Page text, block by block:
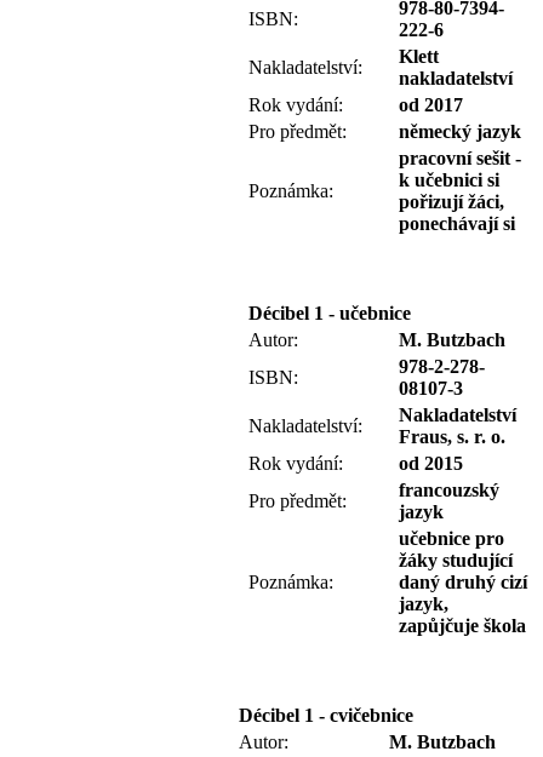
ISBN:
978-80-7394-
222-6
Nakladatelství:
Klett
nakladatelství
Rok vydání:
od 2017
Pro předmět:
německý jazyk
Poznámka:
pracovní sešit -
k učebnici si
pořizují žáci,
ponechávají si
Décibel 1 - učebnice
Autor:
M. Butzbach
ISBN:
978-2-278-
08107-3
Nakladatelství:
Nakladatelství
Fraus, s. r. o.
Rok vydání:
od 2015
Pro předmět:
francouzský
jazyk
Poznámka:
učebnice pro
žáky studující
daný druhý cizí
jazyk,
zapůjčuje škola
Décibel 1 - cvičebnice
Autor:
M. Butzbach